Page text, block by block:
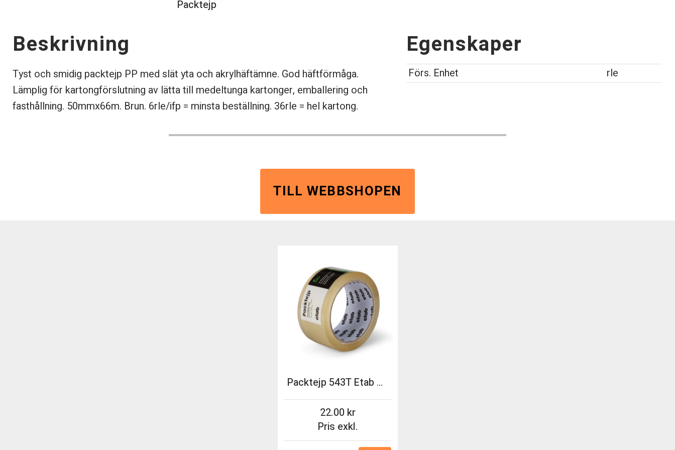
Packtejp
Beskrivning
Tyst och smidig packtejp PP med slät yta och akrylhäftämne. God häftförmåga.
Lämplig för kartongförslutning av lätta till medeltunga kartonger, emballering och
fasthållning. 50mmx66m. Brun. 6rle/ifp = minsta beställning. 36rle = hel kartong.
Egenskaper
Förs. Enhet rle
TILL WEBBSHOPEN
Packtejp 543T Etab 50mmx66m transparent
Pris exkl.
22.00